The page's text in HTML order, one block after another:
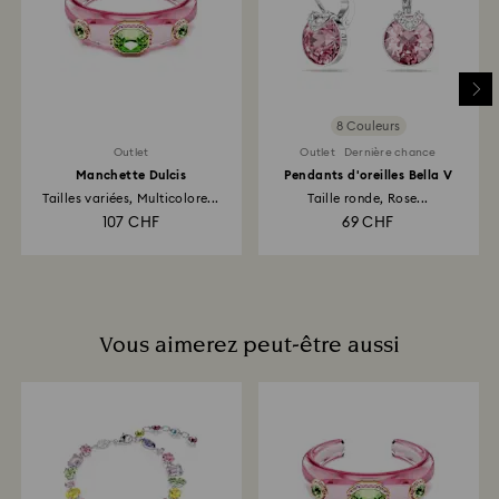
servi à payer la commande. Il faut compter jusqu’à 3
à 7 jours ouvrés pour que le montant correspondant
Outlet
Manchette Dulcis
Tailles variées, Multicolore...
107 CHF
8 Couleurs
Outlet Dernière chance
Pendants d'oreilles Bella V
Taille ronde, Rose...
69 CHF
Vous aimerez peut-être aussi